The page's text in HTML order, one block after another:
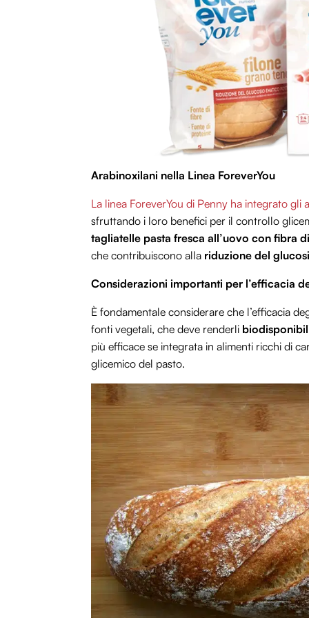
Arabinoxilani nella Linea ForeverYou
La linea ForeverYou di Penny ha integrato gli
sfruttando i loro benefici per il controllo
tagliatelle pasta fresca all’uovo con fibra
che contribuiscono alla riduzione del
Considerazioni importanti per l’efficacia
È fondamentale considerare che l’efficacia
fonti vegetali, che deve renderli
più efficace se integrata in alimenti ricchi di
glicemico del pasto.